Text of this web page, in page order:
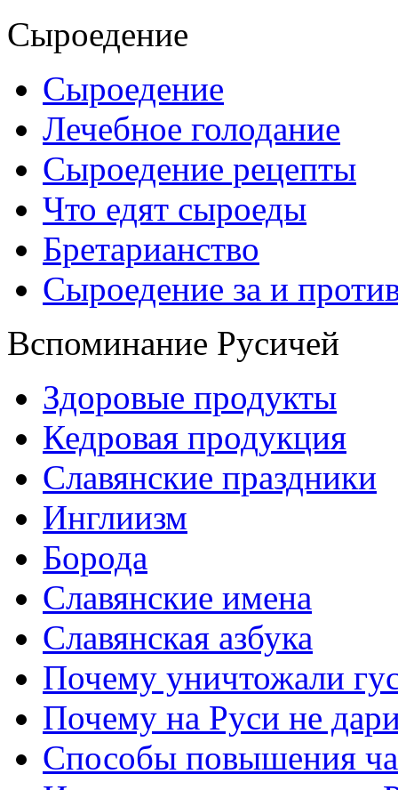
Сыроедение
Сыроедение
Лечебное голодание
Сыроедение рецепты
Что едят сыроеды
Бретарианство
Сыроедение за и
Вспоминание Русичей
Здоровые продукты
Кедровая продукция
Славянские праздники
Инглиизм
Борода
Славянские имена
Славянская азбука
Почему уничтожали
Почему на Руси не
Способы повышения